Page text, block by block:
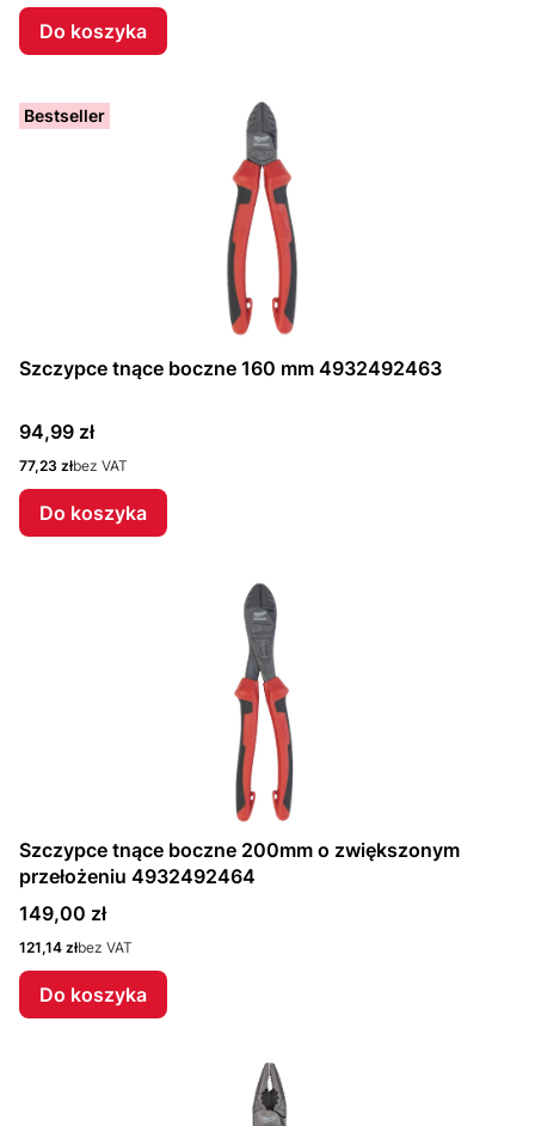
Do koszyka
Bestseller
Szczypce tnące boczne 160 mm 4932492463
Cena
94,99 zł
Cena
77,23 złbez VAT
Do koszyka
Szczypce tnące boczne 200mm o zwiększonym
przełożeniu 4932492464
Cena
149,00 zł
Cena
121,14 złbez VAT
Do koszyka